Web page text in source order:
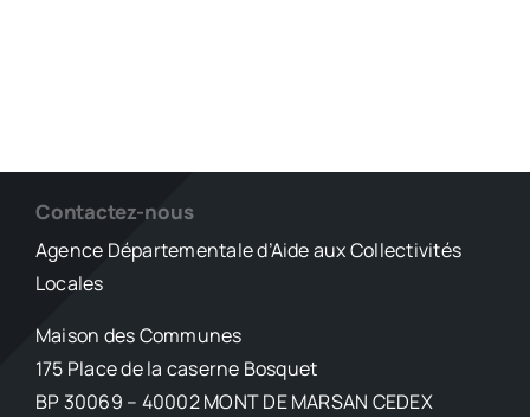
Contactez-nous
Agence Départementale d’Aide aux Collectivités
Locales
Maison des Communes
175 Place de la caserne Bosquet
BP 30069 – 40002 MONT DE MARSAN CEDEX